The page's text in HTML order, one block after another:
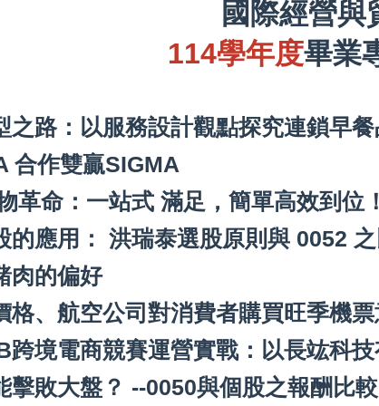
國際經營與
114學年度畢業
之路：以服務設計觀點探究連鎖早
合作雙贏SIGMA
革命：一站式 滿足，簡單高效到位！
的應用： 洪瑞泰選股原則與 0052
肉的偏好
格、航空公司對消費者購買旺季機
跨境電商競賽運營實戰：以長竑科技
擊敗大盤？ --0050與個股之報酬比較